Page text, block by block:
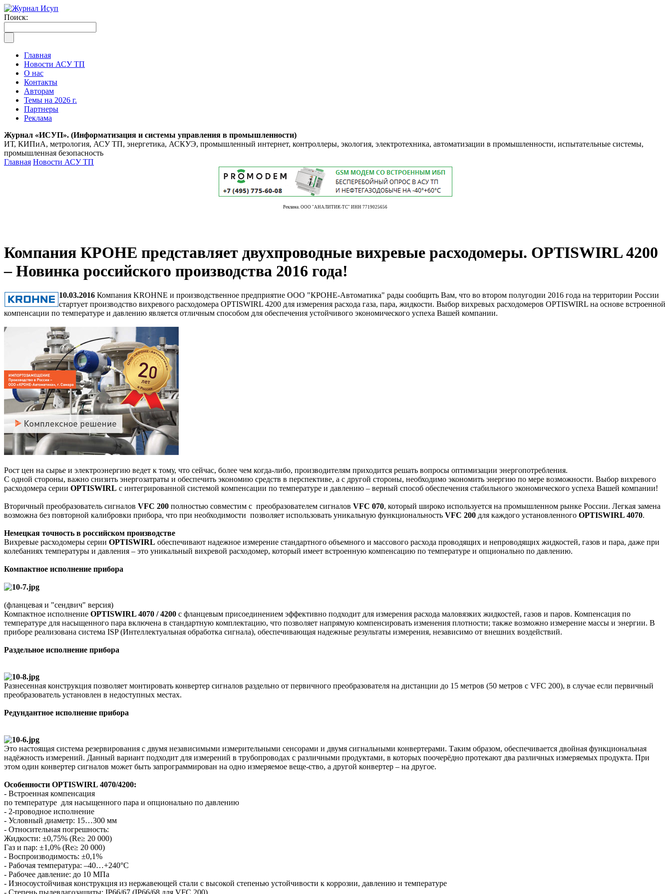
Поиск:
Главная
Новости АСУ ТП
О нас
Контакты
Авторам
Темы на 2026 г.
Партнеры
Реклама
Журнал «ИСУП». (Информатизация и системы управления в промышленности)
ИТ, КИПиА, метрология, АСУ ТП, энергетика, АСКУЭ, промышленный интернет, контроллеры, экология, электротехника, автоматизации в промышленности, испытательные системы,
промышленная безопасность
Главная Новости АСУ ТП
Реклама. ООО "АНАЛИТИК-ТС" ИНН 7719025656
Компания КРОНЕ представляет двухпроводные вихревые расходомеры. OPTISWIRL 4200
– Новинка российского производства 2016 года!
10.03.2016 Компания KROHNE и производственное предприятие ООО "КРОНЕ-Автоматика" рады сообщить Вам, что во втором полугодии 2016 года на территории России
стартует производство вихревого расходомера OPTISWIRL 4200 для измерения расхода газа, пара, жидкости. Выбор вихревых расходомеров OPTISWIRL на основе встроенной
компенсации по температуре и давлению является отличным способом для обеспечения устойчивого экономического успеха Вашей компании.
Рост цен на сырье и электроэнергию ведет к тому, что сейчас, более чем когда-либо, производителям приходится решать вопросы оптимизации энергопотребления.
С одной стороны, важно снизить энергозатраты и обеспечить экономию средств в перспективе, а с другой стороны, необходимо экономить энергию по мере возможности. Выбор вихревого
расходомера серии OPTISWIRL с интегрированной системой компенсации по температуре и давлению – верный способ обеспечения стабильного экономического успеха Вашей компании!
Вторичный преобразователь сигналов VFC 200 полностью совместим с преобразователем сигналов VFC 070, который широко используется на промышленном рынке России. Легкая замена
возможна без повторной калибровки прибора, что при необходимости позволяет использовать уникальную функциональность VFC 200 для каждого установленного OPTISWIRL 4070.
Немецкая точность в российском производстве
Вихревые расходомеры серии OPTISWIRL обеспечивают надежное измерение стандартного объемного и массового расхода проводящих и непроводящих жидкостей, газов и пара, даже при
колебаниях температуры и давления – это уникальный вихревой расходомер, который имеет встроенную компенсацию по температуре и опционально по давлению.
Компактное исполнение прибора
(фланцевая и "сендвич" версия)
Компактное исполнение OPTISWIRL 4070 / 4200 с фланцевым присоединением эффективно подходит для измерения расхода маловязких жидкостей, газов и паров. Компенсация по
температуре для насыщенного пара включена в стандартную комплектацию, что позволяет напрямую компенсировать изменения плотности; также возможно измерение массы и энергии. В
приборе реализована система ISP (Интеллектуальная обработка сигнала), обеспечивающая надежные результаты измерения, независимо от внешних воздействий.
Раздельное исполнение прибора
Разнесенная конструкция позволяет монтировать конвертер сигналов раздельно от первичного преобразователя на дистанции до 15 метров (50 метров с VFC 200), в случае если первичный
преобразователь установлен в недоступных местах.
Редундантное исполнение прибора
Это настоящая система резервирования с двумя независимыми измерительными сенсорами и двумя сигнальными конвертерами. Таким образом, обеспечивается двойная функциональная
надёжность измерений. Данный вариант подходит для измерений в трубопроводах с различными продуктами, в которых поочерёдно протекают два различных измеряемых продукта. При
этом один конвертер сигналов может быть запрограммирован на одно измеряемое веще-ство, а другой конвертер – на другое.
Особенности OPTISWIRL 4070/4200:
- Встроенная компенсация
по температуре для насыщенного пара и опционально по давлению
- 2-проводное исполнение
- Условный диаметр: 15…300 мм
- Относительная погрешность:
Жидкости: ±0,75% (Re≥ 20 000)
Газ и пар: ±1,0% (Re≥ 20 000)
- Воспроизводимость: ±0,1%
- Рабочая температура: –40…+240°C
- Рабочее давление: до 10 МПа
- Износоустойчивая конструкция из нержавеющей стали с высокой степенью устойчивости к коррозии, давлению и температуре